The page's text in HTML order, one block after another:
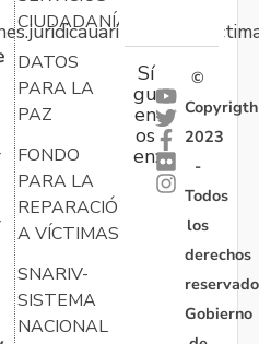
CIUDADANÍA
DATOS
PARA LA
PAZ
FONDO
PARA LA
REPARACIÓN
A VÍCTIMAS
SNARIV-
SISTEMA
NACIONAL
Sí
gu
en
os
en:
©
Copyrigth
2023
-
Todos
los
derechos
Gobierno